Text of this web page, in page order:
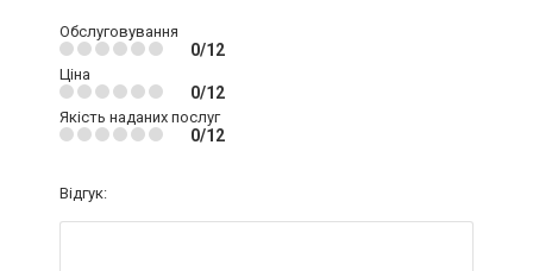
Обслуговування
0/12
Ціна
0/12
Якість наданих послуг
0/12
Відгук: